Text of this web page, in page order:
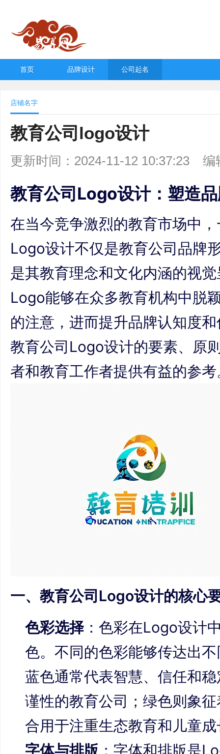
首页 品牌设计 公司起名
店铺名字
教育公司logo设计
更新时间：2024-11-12 10:37:23 编
教育公司Logo设计：塑造
在当今竞争激烈的教育市场中
Logo设计不仅是教育公司品牌
是其教育理念和文化内涵的视
Logo能够在众多教育机构中脱
的注意，进而提升品牌认知度
教育公司Logo设计的要素、原
者和教育工作者提供有益的参
一、教育公司Logo设计的核心
色彩选择：色彩在Logo设计
色。不同的色彩能够传达出
蓝色通常代表智慧、信任和
谨性的教育公司；绿色则象
合用于注重生态教育和儿童
字体与排版 ：字体和排版是